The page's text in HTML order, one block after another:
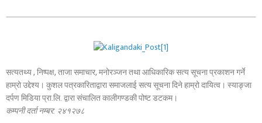
सत्यतथ्य , निष्पक्ष, ताजा समाचार, मनोरञ्जन तथा आधिकारिक सत्य सूचना प्रकाशन गर्ने
हाम्रो उद्देश्य। कुशल पत्रकारिताद्वारा समाजलाई सत्य सूचना दिने हाम्रो दायित्व। स्याङ्जा
दर्पण मिडिया प्रा.लि. द्वारा संचालित कालीगण्डकी पोष्ट डटकम।
कम्पनी दर्ता नम्बर: २४१२७८